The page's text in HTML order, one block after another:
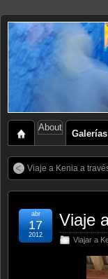
About
Galerías
Viaje a Kenia a
Viaje
Viajar a
abr
17
2012